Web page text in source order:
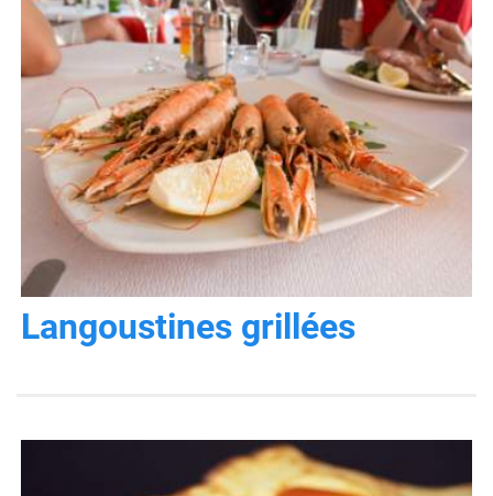
Langoustines grillées